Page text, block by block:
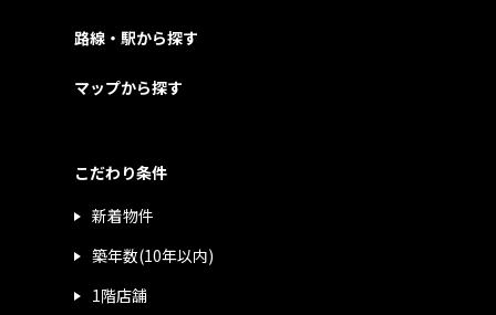
路線・駅から探す
マップから探す
こだわり条件
新着物件
築年数(10年以内)
1階店舗